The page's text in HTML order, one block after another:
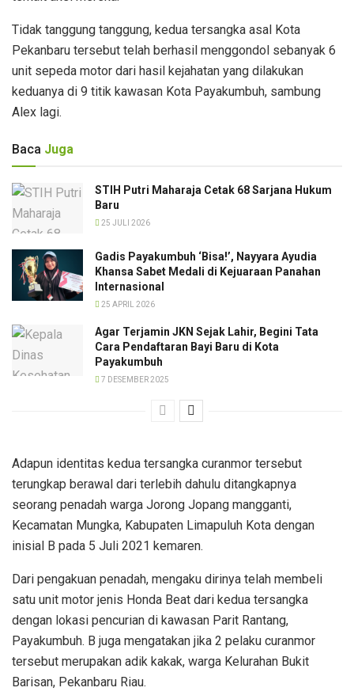
Tidak tanggung tanggung, kedua tersangka asal Kota
Pekanbaru tersebut telah berhasil menggondol sebanyak 6
unit sepeda motor dari hasil kejahatan yang dilakukan
keduanya di 9 titik kawasan Kota Payakumbuh, sambung
Alex lagi.
Baca Juga
STIH Putri Maharaja Cetak 68 Sarjana Hukum
Baru
25 JULI 2026
Gadis Payakumbuh ‘Bisa!’, Nayyara Ayudia
Khansa Sabet Medali di Kejuaraan Panahan
Internasional
25 APRIL 2026
Agar Terjamin JKN Sejak Lahir, Begini Tata
Cara Pendaftaran Bayi Baru di Kota
Payakumbuh
7 DESEMBER 2025
Adapun identitas kedua tersangka curanmor tersebut
terungkap berawal dari terlebih dahulu ditangkapnya
seorang penadah warga Jorong Jopang mangganti,
Kecamatan Mungka, Kabupaten Limapuluh Kota dengan
inisial B pada 5 Juli 2021 kemaren.
Dari pengakuan penadah, mengaku dirinya telah membeli
satu unit motor jenis Honda Beat dari kedua tersangka
dengan lokasi pencurian di kawasan Parit Rantang,
Payakumbuh. B juga mengatakan jika 2 pelaku curanmor
tersebut merupakan adik kakak, warga Kelurahan Bukit
Barisan, Pekanbaru Riau.